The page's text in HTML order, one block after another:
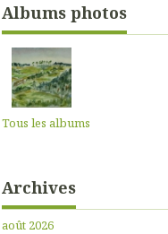
Albums photos
Tous les albums
Archives
août 2026